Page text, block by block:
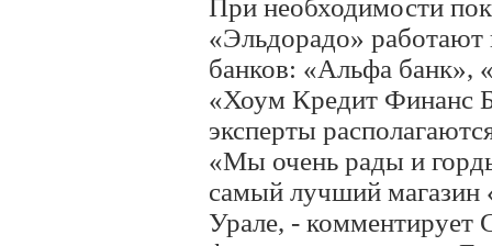
При необходимости
«Эльдорадо» работают
банков: «Альфа банк»,
«Хоум Кредит Финанс
эксперты
«Мы очень рады и
самый лучший магазин
Урале, - комментирует